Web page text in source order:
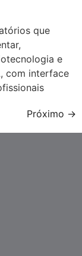
que
e
com interface
Próximo →